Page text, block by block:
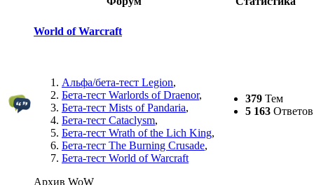
World of Warcraft
Альфа/бета-тест Legion,
Бета-тест Warlords of Draenor,
Бета-тест Mists of Pandaria,
Бета-тест Cataclysm,
Бета-тест Wrath of the Lich King,
Бета-тест The Burning Crusade,
Бета-тест World of Warcraft
Архив WoW
379 Тем
5 163 Ответов